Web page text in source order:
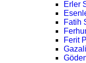
Erler
Fatih
Ferit